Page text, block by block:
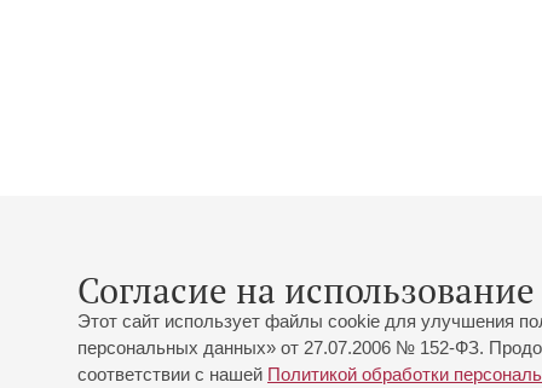
Согласие на
Этот сайт использует файлы cookie для улучшения
персональных данных» от 27.07.2006 № 152-ФЗ.
соответствии с нашей Политикой обработки